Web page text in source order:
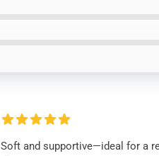
Soft and supportive—ideal for a